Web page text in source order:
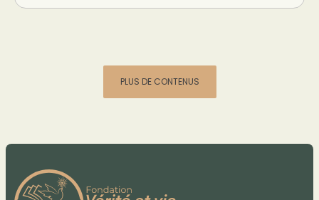
PLUS DE CONTENUS